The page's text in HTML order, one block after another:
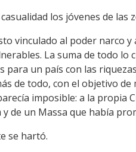
los jóvenes de
vinculado al poder narco
La suma de todo lo
para un país con las
de todo, con el objetivo
imposible: a la propia
y de un Massa que había
se hartó.